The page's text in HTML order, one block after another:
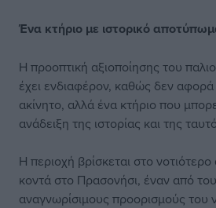
Ένα κτήριο με ιστορικό
Η προοπτική αξιοποίησης του
έχει ενδιαφέρον, καθώς δεν
ακίνητο, αλλά ένα κτήριο που
ανάδειξη της ιστορίας και της
Η περιοχή βρίσκεται στο
κοντά στο Πρασονήσι, έναν από
αναγνωρίσιμους προορισμούς του